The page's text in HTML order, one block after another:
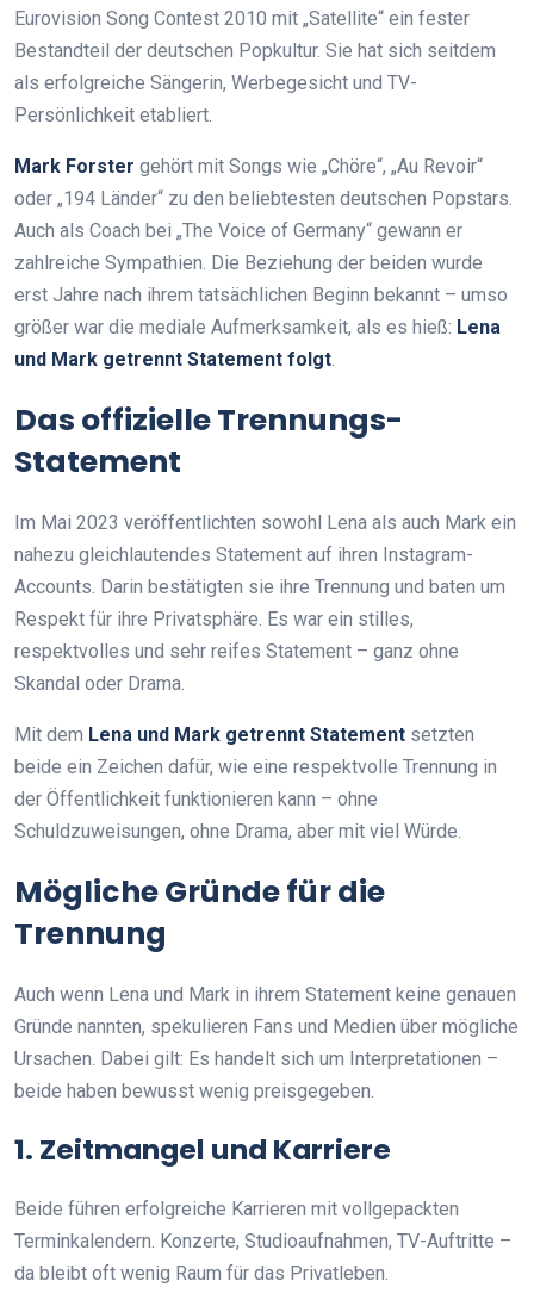
Eurovision Song Contest 2010 mit „Satellite“ ein fester
Bestandteil der deutschen Popkultur. Sie hat sich seitdem
als erfolgreiche Sängerin, Werbegesicht und TV-
Persönlichkeit etabliert.
Mark Forster gehört mit Songs wie „Chöre“, „Au Revoir“
oder „194 Länder“ zu den beliebtesten deutschen Popstars.
Auch als Coach bei „The Voice of Germany“ gewann er
zahlreiche Sympathien. Die Beziehung der beiden wurde
erst Jahre nach ihrem tatsächlichen Beginn bekannt – umso
größer war die mediale Aufmerksamkeit, als es hieß: Lena
und Mark getrennt Statement folgt.
Das offizielle Trennungs-
Statement
Im Mai 2023 veröffentlichten sowohl Lena als auch Mark ein
nahezu gleichlautendes Statement auf ihren Instagram-
Accounts. Darin bestätigten sie ihre Trennung und baten um
Respekt für ihre Privatsphäre. Es war ein stilles,
respektvolles und sehr reifes Statement – ganz ohne
Skandal oder Drama.
Mit dem Lena und Mark getrennt Statement setzten
beide ein Zeichen dafür, wie eine respektvolle Trennung in
der Öffentlichkeit funktionieren kann – ohne
Schuldzuweisungen, ohne Drama, aber mit viel Würde.
Mögliche Gründe für die
Trennung
Auch wenn Lena und Mark in ihrem Statement keine genauen
Gründe nannten, spekulieren Fans und Medien über mögliche
Ursachen. Dabei gilt: Es handelt sich um Interpretationen –
beide haben bewusst wenig preisgegeben.
1. Zeitmangel und Karriere
Beide führen erfolgreiche Karrieren mit vollgepackten
Terminkalendern. Konzerte, Studioaufnahmen, TV-Auftritte –
da bleibt oft wenig Raum für das Privatleben.